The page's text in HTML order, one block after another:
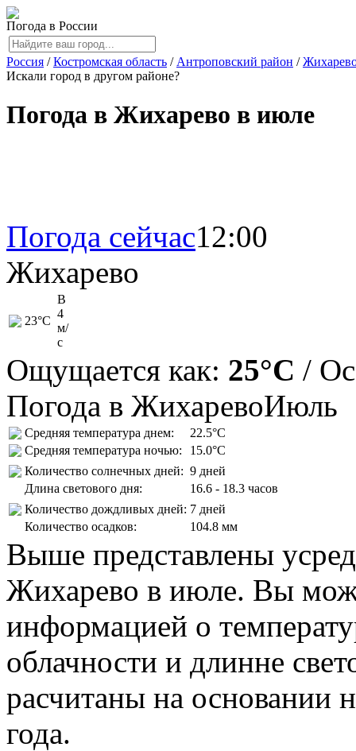
Погода в России
Россия / Костромская область / Антроповский район /
Искали город в другом районе?
Погода в Жихарево в июле
Погода сейчас12:00
Жихарево
23°C
В
4
м/
с
Ощущается как: 25°C /
Погода в ЖихаревоИюль
Средняя температура днем:
22.5°C
Средняя температура ночью:
15.0°C
Количество солнечных дней: 9 дней
Длина светового дня:
16.6 - 18.3 часов
Количество дождливых дней: 7 дней
Количество осадков:
104.8 мм
Выше представлены
Жихарево в июле. Вы
информацией о
облачности и длинне
расчитаны на основании
года.